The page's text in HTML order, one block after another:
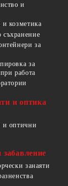
и
и козметика
за
за
работа
и оптика
и оптични
забавление
занаяти